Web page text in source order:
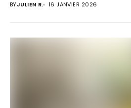
BYJULIEN R. 16 JANVIER 2026